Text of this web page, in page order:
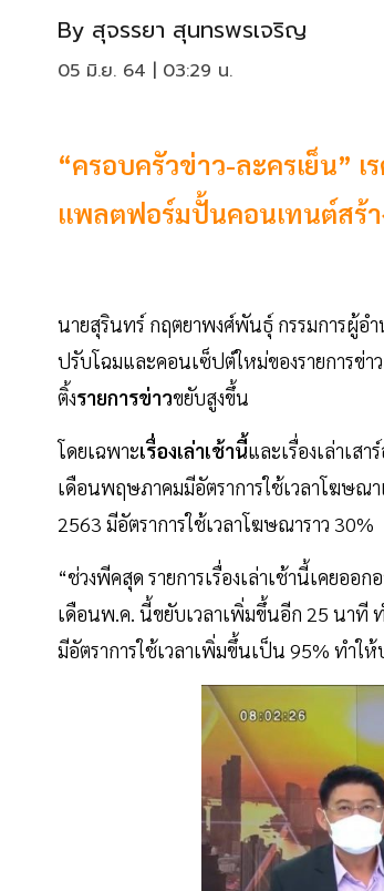
By สุจรรยา สุนทรพรเจริญ
05 มิ.ย. 64 | 03:29 น.
“ครอบครัวข่าว-ละครเย็น”
แพลตฟอร์มปั้นคอนเทนต์สร้า
นายสุรินทร์ กฤตยาพงศ์พันธุ์ กรรมการผู้อ
ปรับโฉมและคอนเซ็ปต์ใหม่ของรายการข่า
ติ้งรายการข่าวขยับสูงขึ้น
โดยเฉพาะเรื่องเล่าเช้านี้และเรื่องเล่าเส
เดือนพฤษภาคมมีอัตราการใช้เวลาโฆษณ
2563 มีอัตราการใช้เวลาโฆษณาราว 30%
“ช่วงพีคสุด รายการเรื่องเล่าเช้านี้เคยอ
เดือนพ.ค. นี้ขยับเวลาเพิ่มขึ้นอีก 25 นาที
มีอัตราการใช้เวลาเพิ่มขึ้นเป็น 95% ทำ